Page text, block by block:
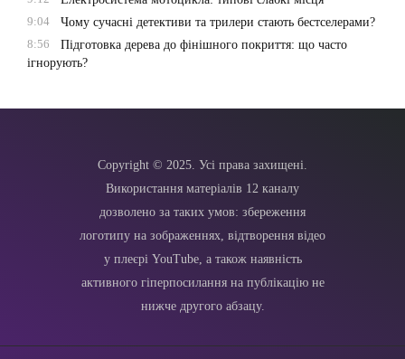
9:04
Чому сучасні детективи та трилери стають бестселерами?
8:56
Підготовка дерева до фінішного покриття: що часто
ігнорують?
Copyright © 2025. Усі права захищені.
Використання матеріалів 12 каналу
дозволено за таких умов: збереження
логотипу на зображеннях, відтворення відео
у плеєрі YouTube, а також наявність
активного гіперпосилання на публікацію не
нижче другого абзацу.